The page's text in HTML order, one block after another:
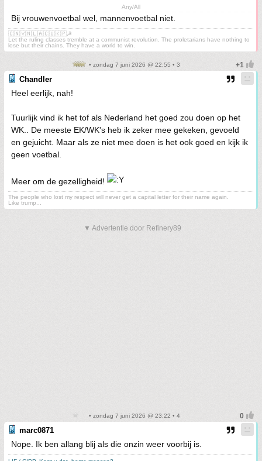
Any/All
Bij vrouwenvoetbal wel, mannenvoetbal niet.
🇨🇳🇻🇳🇱🇦🇨🇺🇰🇵☭
Let the ruling classes tremble at a communist revolution. The proletarians have nothing to
lose but their chains. They have a world to win.
• zondag 7 juni 2026 @ 22:55 • 3
Chandler
Heel eerlijk, nah!
Tuurlijk vind ik het tof als Nederland het goed zou doen op het
WK.. De meeste EK/WK's heb ik zeker mee gekeken, gevoeld
en gejuicht. Maar als ze niet mee doen is het ook goed en kijk ik
geen voetbal.
Meer om de gezelligheid!
The people who lost my respect will never get a capital letter for their name again.
Like trump...
▼ Advertentie door Refinery89
• zondag 7 juni 2026 @ 23:22 • 4
marc0871
Nope. Ik ben allang blij als die onzin weer voorbij is.